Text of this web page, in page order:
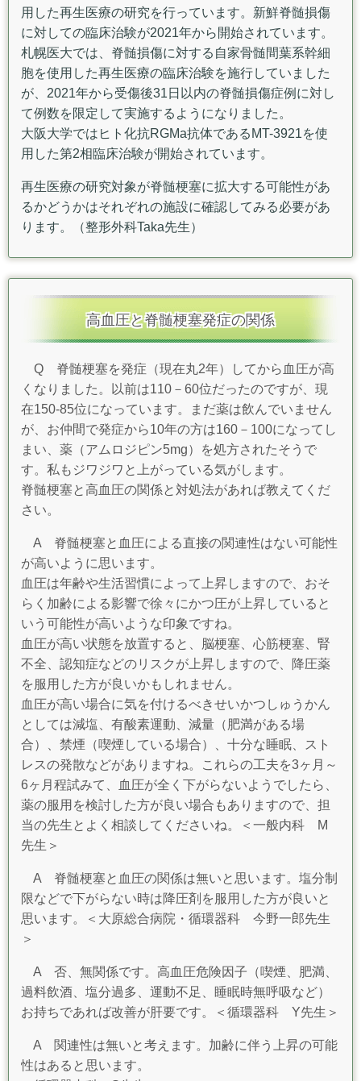
用した再生医療の研究を行っています。新鮮脊髄損傷
に対しての臨床治験が2021年から開始されています。
札幌医大では、脊髄損傷に対する自家骨髄間葉系幹細
胞を使用した再生医療の臨床治験を施行していました
が、2021年から受傷後31日以内の脊髄損傷症例に対し
て例数を限定して実施するようになりました。
大阪大学ではヒト化抗RGMa抗体であるMT-3921を使
用した第2相臨床治験が開始されています。
再生医療の研究対象が脊髄梗塞に拡大する可能性があ
るかどうかはそれぞれの施設に確認してみる必要があ
ります。（整形外科Taka先生）
高血圧と脊髄梗塞発症の関係
Q 脊髄梗塞を発症（現在丸2年）してから血圧が高
くなりました。以前は110－60位だったのですが、現
在150-85位になっています。まだ薬は飲んでいません
が、お仲間で発症から10年の方は160－100になってし
まい、薬（アムロジピン5mg）を処方されたそうで
す。私もジワジワと上がっている気がします。
脊髄梗塞と高血圧の関係と対処法があれば教えてくだ
さい。
A
脊髄梗塞と血圧による直接の関連性はない可能性
が高いように思います。
血圧は年齢や生活習慣によって上昇しますので、おそ
らく加齢による影響で徐々にかつ圧が上昇していると
いう可能性が高いような印象ですね。
血圧が高い状態を放置すると、脳梗塞、心筋梗塞、腎
不全、認知症などのリスクが上昇しますので、降圧薬
を服用した方が良いかもしれません。
血圧が高い場合に気を付けるべきせいかつしゅうかん
としては減塩、有酸素運動、減量（肥満がある場
合）、禁煙（喫煙している場合）、十分な睡眠、スト
レスの発散などがありますね。これらの工夫を3ヶ月～
6ヶ月程試みて、血圧が全く下がらないようでしたら、
薬の服用を検討した方が良い場合もありますので、担
当の先生とよく相談してくださいね。＜一般内科 M
先生＞
A 脊髄梗塞と血圧の関係は無いと思います。塩分制
限などで下がらない時は降圧剤を服用した方が良いと
思います。＜大原総合病院・循環器科 今野一郎先生
＞
A 否、無関係です。高血圧危険因子（喫煙、肥満、
過料飲酒、塩分過多、運動不足、睡眠時無呼吸など）
お持ちであれば改善が肝要です。＜循環器科 Y先生＞
A 関連性は無いと考えます。加齢に伴う上昇の可能
性はあると思います。